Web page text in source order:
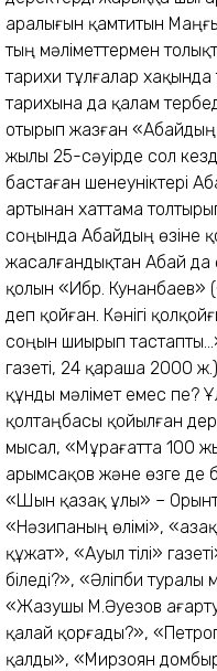
аралығын қамтитын
тың мәліметтермен
тарихи тұлғалар
тарихына да қалам
отырып жазған «Абайдың
жылы 25-сәуірде сол
бастаған шенеуніктері
артынан хаттама
соңында Абайдың өзіне
жасалғандықтан Абай
қолын «Ибр. Кунанбаев»
деп қойған. Кәнігі
соңын шиырып
газеті, 24 қараша 2000
құнды мәлімет емес пе?
қолтаңбасы қойылған
мысал, «Мұрағатта 100
Қарымсақов және өзге де
«Шын қазақ ұлы» –
«Нәзипаның өлімі»,
құжат», «Ауыл тілі»
біледі?», «Әліпби
«Жазушы М.Әуезов
қалай қорғады?»,
қалды», «Мирзоян